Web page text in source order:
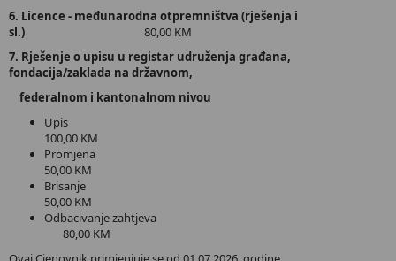
6. Licence - međunarodna otpremništva (rješenja i
sl.)
80,00 KM
7. Rješenje o upisu u registar udruženja građana,
fondacija/zaklada na državnom,
federalnom i kantonalnom nivou
Upis
100,00 KM
Promjena
50,00 KM
Brisanje
50,00 KM
Odbacivanje zahtjeva
80,00 KM